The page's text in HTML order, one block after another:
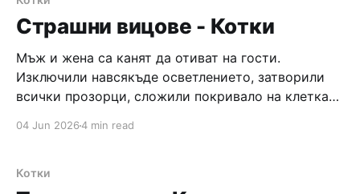
Страшни вицове - Котки
Мъж и жена са канят да отиват на гости.
Изключили навсякъде осветлението, затворили
всички прозорци, сложили покривало на клетката
вратата хитрата котка се вмъкнала вкъщи и
04 Jun 20264 min read
Котки